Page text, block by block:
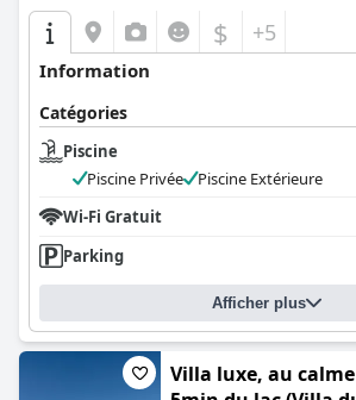
$ +5
Information
Catégories
Piscine
Piscine Privée
Piscine Extérieure
Wi-Fi Gratuit
Parking
Afficher plus
Villa luxe, au